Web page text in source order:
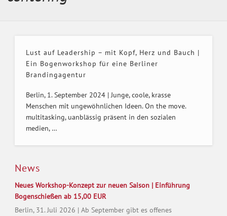
Lust auf Leadership – mit Kopf, Herz und Bauch |
Ein Bogenworkshop für eine Berliner
Brandingagentur
Berlin, 1. September 2024 | Junge, coole, krasse
Menschen mit ungewöhnlichen Ideen. On the move.
multitasking, uanblässig präsent in den sozialen
medien, …
News
Neues Workshop-Konzept zur neuen Saison | Einführung
Bogenschießen ab 15,00 EUR
Berlin, 31. Juli 2026 | Ab September gibt es offenes